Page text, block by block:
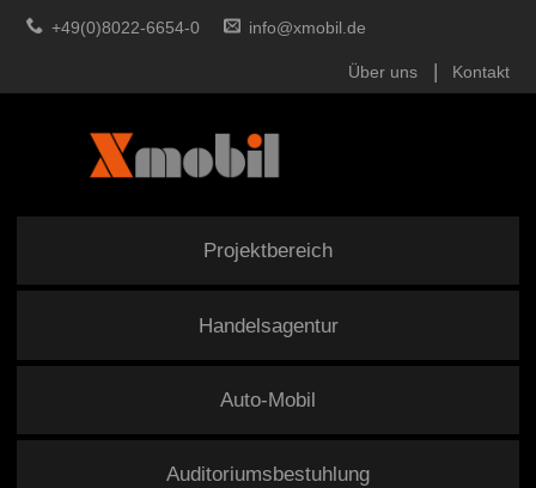
+49(0)8022-6654-0 info@xmobil.de
Über uns Kontakt
Projektbereich
Handelsagentur
Auto-Mobil
Auditoriumsbestuhlung